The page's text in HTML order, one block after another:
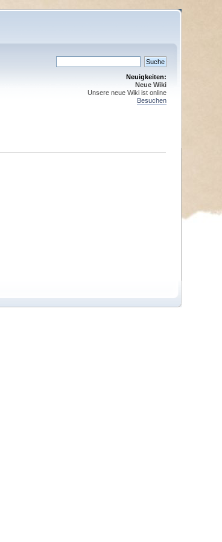
Neuigkeiten:
Neue Wiki
Unsere neue Wiki ist online
Besuchen